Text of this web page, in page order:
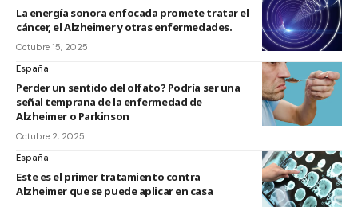
La energía sonora enfocada promete tratar el
cáncer, el Alzheimer y otras enfermedades.
Octubre 15, 2025
España
Perder un sentido del olfato? Podría ser una
señal temprana de la enfermedad de
Alzheimer o Parkinson
Octubre 2, 2025
España
Este es el primer tratamiento contra
Alzheimer que se puede aplicar en casa